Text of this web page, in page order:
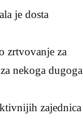
je dosta
zrtvovanje za
nekoga dugoga
zajednica